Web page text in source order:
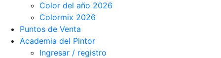
Color del año 2026
Colormix 2026
Puntos de Venta
Academia del Pintor
Ingresar / registro